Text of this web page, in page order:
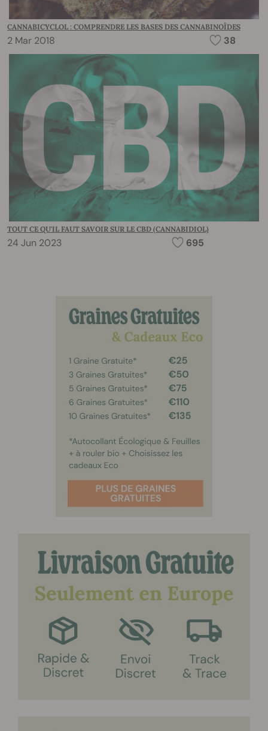
CANNABICYCLOL : COMPRENDRE LES BASES DES CANNABINOÏDES
2 Mar 2018 38
TOUT CE QU'IL FAUT SAVOIR SUR LE CBD (CANNABIDIOL)
24 Jun 2023 695